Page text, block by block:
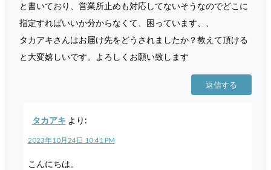
と書いており、営業所止めも対応してないそうなのでどこに
指定すればいいか分からなくて、困っています、、
タカアキさんはお届け先をどうされましたか？教えて頂ける
と大変嬉しいです。よろしくお願い致します
返信する
タカアキ より:
2023年10月24日 10:41 PM
こんにちは。